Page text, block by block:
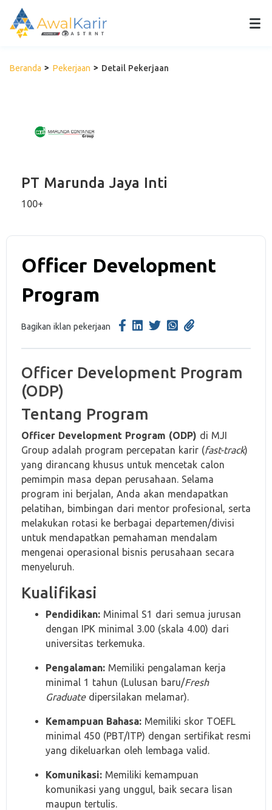
Beranda Pekerjaan Detail Pekerjaan
PT Marunda Jaya Inti
100+
Officer Development
Program
Bagikan iklan pekerjaan
Officer Development Program
(ODP)
Tentang Program
Officer Development Program (ODP) di MJI
Group adalah program percepatan karir (fast-track)
yang dirancang khusus untuk mencetak calon
pemimpin masa depan perusahaan. Selama
program ini berjalan, Anda akan mendapatkan
pelatihan, bimbingan dari mentor profesional, serta
melakukan rotasi ke berbagai departemen/divisi
untuk mendapatkan pemahaman mendalam
mengenai operasional bisnis perusahaan secara
menyeluruh.
Kualifikasi
Pendidikan: Minimal S1 dari semua jurusan
dengan IPK minimal 3.00 (skala 4.00) dari
universitas terkemuka.
Pengalaman: Memiliki pengalaman kerja
minimal 1 tahun (Lulusan baru/Fresh
Graduatedipersilakan melamar).
Kemampuan Bahasa: Memiliki skor TOEFL
minimal 450 (PBT/ITP) dengan sertifikat resmi
yang dikeluarkan oleh lembaga valid.
Komunikasi: Memiliki kemampuan
komunikasi yang unggul, baik secara lisan
maupun tertulis.